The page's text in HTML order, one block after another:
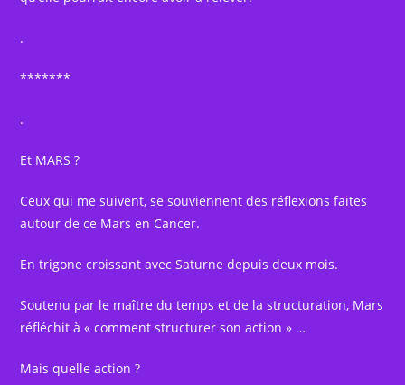
.
*******
.
Et MARS ?
Ceux qui me suivent, se souviennent des réflexions faites
autour de ce Mars en Cancer.
En trigone croissant avec Saturne depuis deux mois.
Soutenu par le maître du temps et de la structuration, Mars
réfléchit à « comment structurer son action » …
Mais quelle action ?